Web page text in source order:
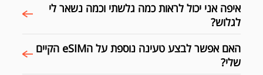
איפה אני יכול לראות כמה גלשתי וכמה נשאר לי
לגלוש?
האם אפשר לבצע טעינה נוספת על הeSIM הקיים
שלי?